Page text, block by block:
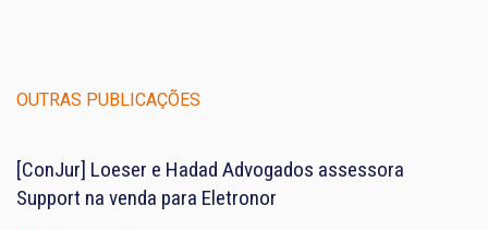
OUTRAS PUBLICAÇÕES
[ConJur] Loeser e Hadad Advogados assessora
Support na venda para Eletronor